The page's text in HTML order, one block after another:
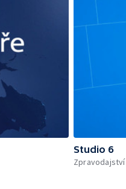
Studio 6
Zpravodajství